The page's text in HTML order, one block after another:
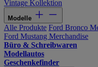
Vintage Kollektion
Modelle
Alle Produkte Ford Bronco
Ford Mustang Merchandise
Büro & Schreibwaren
Modellautos
Geschenkefinder